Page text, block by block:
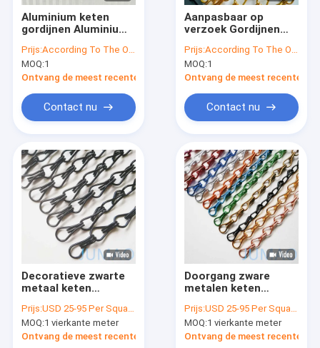
Producten
Over ons
Fabrieksreis
Kwaliteitscontrole
nieuws
Aluminium keten
gordijnen Aluminium
roestvrij staal
veelzijdige
decoratieve
commerciële en
industriële
Prijs:According To The Order Quantity
MOQ:1
Ontvang de meest recente Prijs
Contact nu
Aanpasbaar op
verzoek Gordijnen
kettingschakels
Robuust en
eenvoudig te
Prijs:According To The Order Quantity
MOQ:1
Ontvang de meest recente
Contact nu
Decoratieve zwarte
metaal keten
vliegen scherm
buiten
Prijs:USD 25-95 Per Square Meter
MOQ:1 vierkante meter
Ontvang de meest recente Prijs
Doorgang zware
metalen keten
mm-2 mm draad
Prijs:USD 25-95 Per Square Meter
MOQ:1 vierkante meter
Ontvang de meest recente